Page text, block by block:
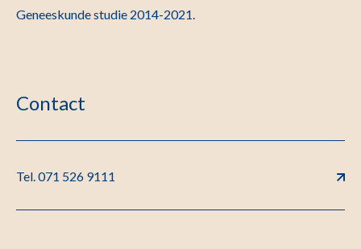
Geneeskunde studie 2014-2021.
Contact
Tel. 071 526 9111